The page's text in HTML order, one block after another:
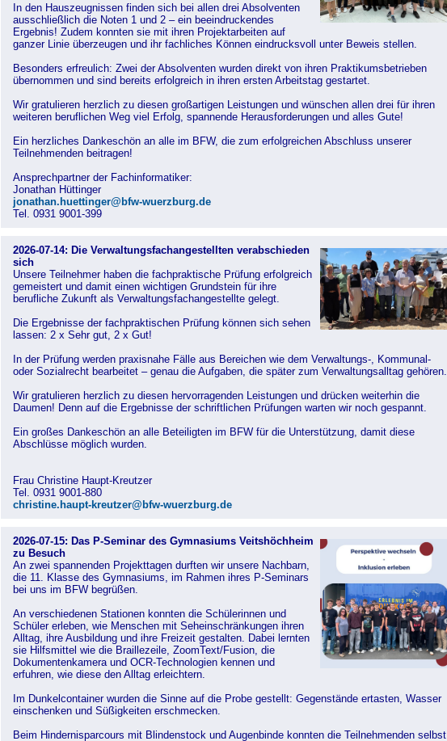
In den Hauszeugnissen finden sich bei allen drei Absolventen
ausschließlich die Noten 1 und 2 – ein beeindruckendes
Ergebnis! Zudem konnten sie mit ihren Projektarbeiten auf
ganzer Linie überzeugen und ihr fachliches Können eindrucksvoll unter Beweis stellen.
Besonders erfreulich: Zwei der Absolventen wurden direkt von ihren Praktikumsbetrieben
übernommen und sind bereits erfolgreich in ihren ersten Arbeitstag gestartet.
Wir gratulieren herzlich zu diesen großartigen Leistungen und wünschen allen drei für ihren
weiteren beruflichen Weg viel Erfolg, spannende Herausforderungen und alles Gute!
Ein herzliches Dankeschön an alle im BFW, die zum erfolgreichen Abschluss unserer
Teilnehmenden beitragen!
Ansprechpartner der Fachinformatiker:
Jonathan Hüttinger
jonathan.huettinger@bfw-wuerzburg.de
Tel. 0931 9001-399
2026-07-14: Die Verwaltungsfachangestellten verabschieden
sich
Unsere Teilnehmer haben die fachpraktische Prüfung erfolgreich
gemeistert und damit einen wichtigen Grundstein für ihre
berufliche Zukunft als Verwaltungsfachangestellte gelegt.
Die Ergebnisse der fachpraktischen Prüfung können sich sehen
lassen: 2 x Sehr gut, 2 x Gut!
In der Prüfung werden praxisnahe Fälle aus Bereichen wie dem Verwaltungs-, Kommunal-
oder Sozialrecht bearbeitet – genau die Aufgaben, die später zum Verwaltungsalltag gehören.
Wir gratulieren herzlich zu diesen hervorragenden Leistungen und drücken weiterhin die
Daumen! Denn auf die Ergebnisse der schriftlichen Prüfungen warten wir noch gespannt.
Ein großes Dankeschön an alle Beteiligten im BFW für die Unterstützung, damit diese
Abschlüsse möglich wurden.
Frau Christine Haupt-Kreutzer
Tel. 0931 9001-880
christine.haupt-kreutzer@bfw-wuerzburg.de
2026-07-15: Das P-Seminar des Gymnasiums Veitshöchheim
zu Besuch
An zwei spannenden Projekttagen durften wir unsere Nachbarn,
die 11. Klasse des Gymnasiums, im Rahmen ihres P-Seminars
bei uns im BFW begrüßen.
An verschiedenen Stationen konnten die Schülerinnen und
Schüler erleben, wie Menschen mit Seheinschränkungen ihren
Alltag, ihre Ausbildung und ihre Freizeit gestalten. Dabei lernten
sie Hilfsmittel wie die Braillezeile, ZoomText/Fusion, die
Dokumentenkamera und OCR-Technologien kennen und
erfuhren, wie diese den Alltag erleichtern.
Im Dunkelcontainer wurden die Sinne auf die Probe gestellt: Gegenstände ertasten, Wasser
einschenken und Süßigkeiten erschmecken.
Beim Hindernisparcours mit Blindenstock und Augenbinde konnten die Teilnehmenden selbst